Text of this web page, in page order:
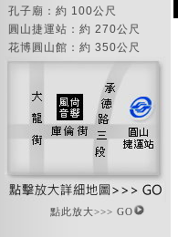
孔子廟：約 100公尺
圓山捷運站：約 270公尺
花博圓山館：約 350公尺
點此放大>>> GO